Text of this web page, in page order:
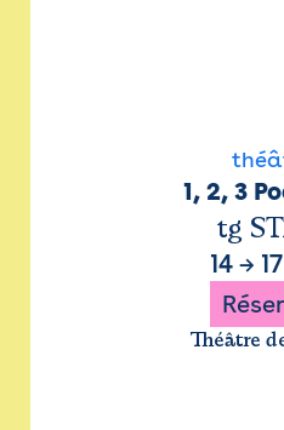
1, 2, 3
tg
14 →
Théâtre